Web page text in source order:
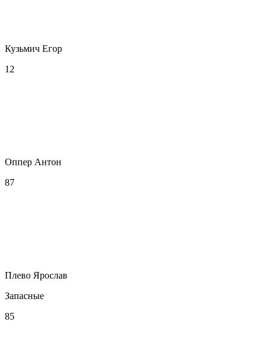
Кузьмич Егор
12
Оппер Антон
87
Плево Ярослав
Запасные
85